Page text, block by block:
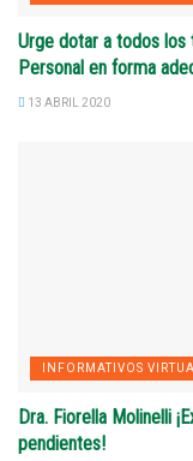
Urge dotar a todos
Personal en forma
13 ABRIL 2020
INFORMATIVOS
Dra. Fiorella Molinelli
pendientes!